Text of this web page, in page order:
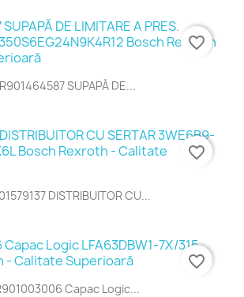
R901464587 SUPAPĂ DE...
favorite_border
DISTRIBUITOR CU...
favorite_border
Capac Logic...
favorite_border